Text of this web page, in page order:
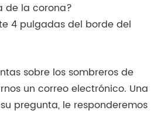
de la corona?
4 pulgadas del borde del
sobre los sombreros de
un correo electrónico. Una
pregunta, le responderemos